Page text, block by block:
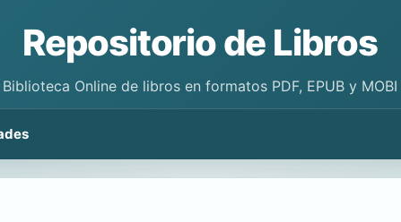
Repositorio de Libros
Biblioteca Online de libros en formatos PDF, EPUB y MOBI